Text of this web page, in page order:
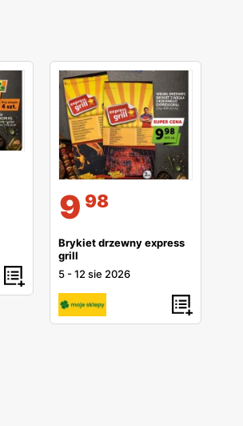
9 98
Brykiet drzewny express
grill
5 -12 sie 2026